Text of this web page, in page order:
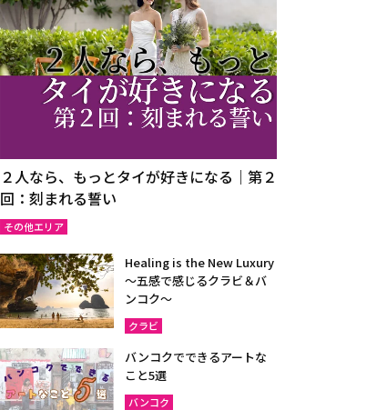
２人なら、もっとタイが好きになる｜第２
回：刻まれる誓い
その他エリア
Healing is the New Luxury
～五感で感じるクラビ＆バ
ンコク～
クラビ
バンコクでできるアートな
こと5選
バンコク